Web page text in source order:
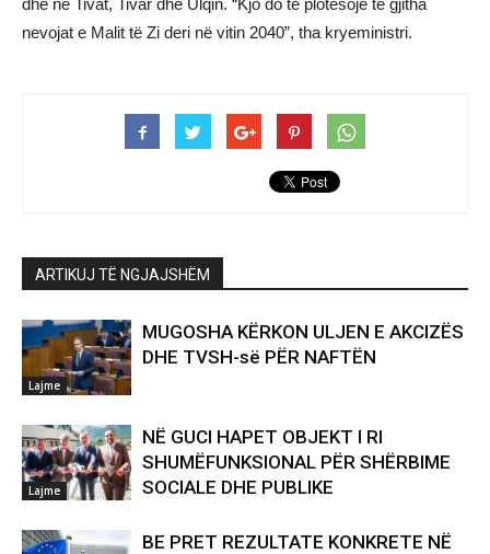
dhe në Tivat, Tivar dhe Ulqin. “Kjo do të plotësojë të gjitha
nevojat e Malit të Zi deri në vitin 2040”, tha kryeministri.
ARTIKUJ TË NGJAJSHËM
Lajme
MUGOSHA KËRKON ULJEN E AKCIZËS
DHE TVSH-së PËR NAFTËN
Lajme
NË GUCI HAPET OBJEKT I RI
SHUMËFUNKSIONAL PËR SHËRBIME
SOCIALE DHE PUBLIKE
BE PRET REZULTATE KONKRETE NË